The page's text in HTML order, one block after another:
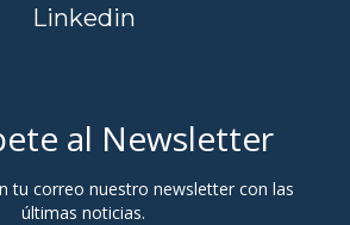
Linkedin
al Newsletter
tu correo nuestro newsletter con las
últimas noticias.